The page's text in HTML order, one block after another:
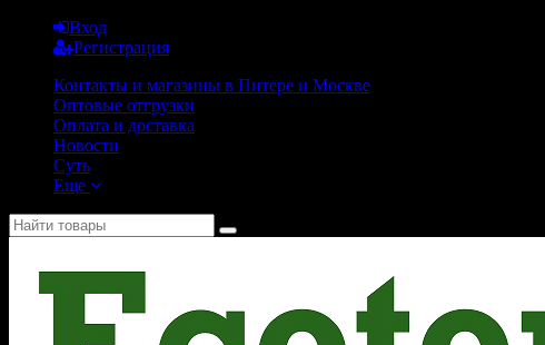
Вход
Регистрация
Контакты и магазины в Питере и Москве
Оптовые отгрузки
Оплата и доставка
Новости
Суть
Еще